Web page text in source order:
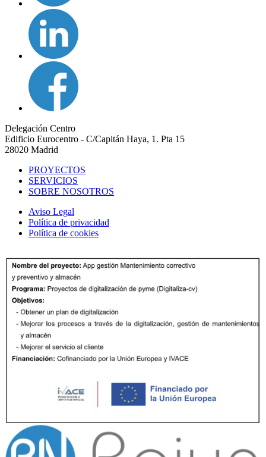
Delegación Centro
Edificio Eurocentro - C/Capitán Haya, 1. Pta 15
28020 Madrid
PROYECTOS
SERVICIOS
SOBRE NOSOTROS
Aviso Legal
Política de privacidad
Política de cookies